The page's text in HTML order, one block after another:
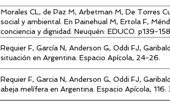
Morales CL, de Paz M, Arbetman M, De Torres
social y ambiental. En Painehual M, Ertola F,
conciencia y dignidad. Neuquén: EDUCO.
Requier F, García N, Anderson G, Oddi FJ,
situación en Argentina. Espacio Apícola, 24-26.
Requier F, Garcia N, Anderson G, Oddi FJ,
abeja melífera en Argentina. Espacio Apícola, 116: